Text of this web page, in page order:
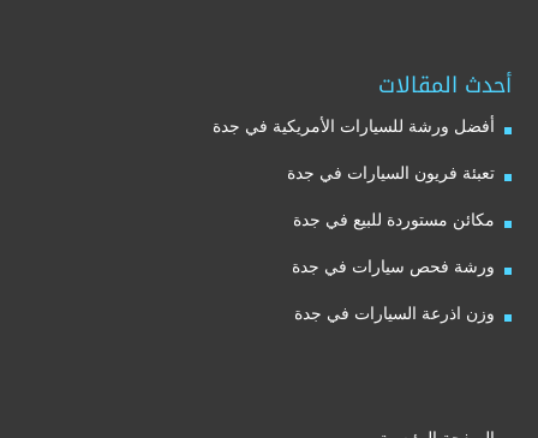
أحدث المقالات
أفضل ورشة للسيارات الأمريكية في جدة
تعبئة فريون السيارات في جدة
مكائن مستوردة للبيع في جدة
ورشة فحص سيارات في جدة
وزن اذرعة السيارات في جدة